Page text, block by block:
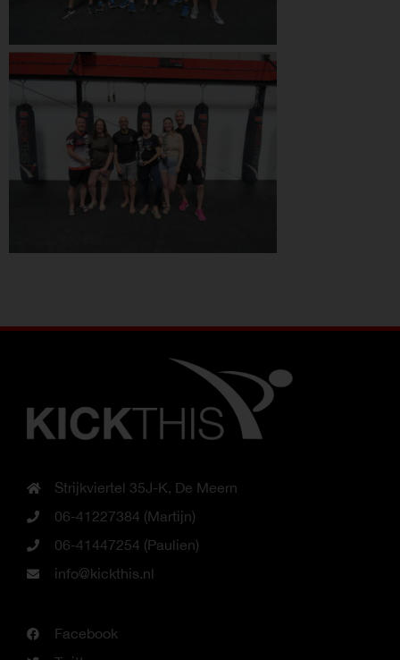
Strijkviertel 35J-K, De Meern
06-41227384 (Martijn)
06-41447254 (Paulien)
info@kickthis.nl
Facebook